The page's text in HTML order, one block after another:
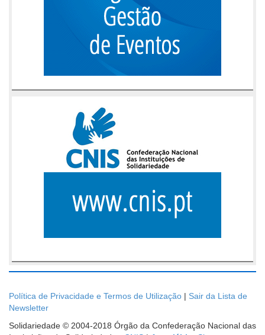
Política de Privacidade e Termos de Utilização | Sair da Lista de
Newsletter
Solidariedade © 2004-2018 Órgão da Confederação Nacional das